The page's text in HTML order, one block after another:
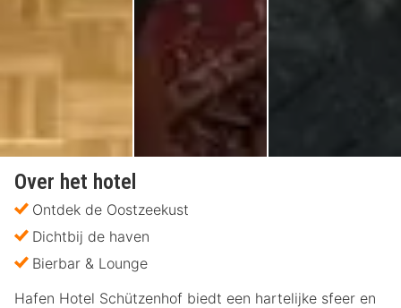
Over het hotel
Ontdek de Oostzeekust
Dichtbij de haven
Bierbar & Lounge
Hafen Hotel Schützenhof biedt een hartelijke sfeer en